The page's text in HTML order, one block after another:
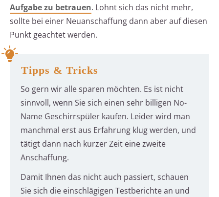
Aufgabe zu betrauen. Lohnt sich das nicht mehr,
sollte bei einer Neuanschaffung dann aber auf diesen
Punkt geachtet werden.
Tipps & Tricks
So gern wir alle sparen möchten. Es ist nicht
sinnvoll, wenn Sie sich einen sehr billigen No-
Name Geschirrspüler kaufen. Leider wird man
manchmal erst aus Erfahrung klug werden, und
tätigt dann nach kurzer Zeit eine zweite
Anschaffung.
Damit Ihnen das nicht auch passiert, schauen
Sie sich die einschlägigen Testberichte an und